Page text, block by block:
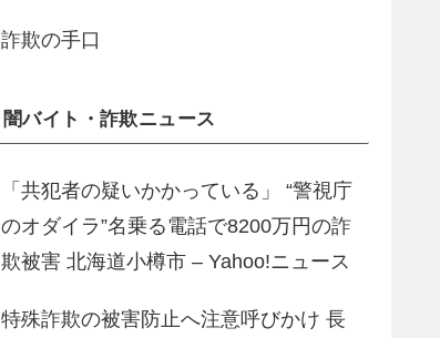
詐欺の手口
闇バイト・詐欺ニュース
「共犯者の疑いかかっている」 “警視庁
のオダイラ”名乗る電話で8200万円の詐
欺被害 北海道小樽市 – Yahoo!ニュース
特殊詐欺の被害防止へ注意呼びかけ 長